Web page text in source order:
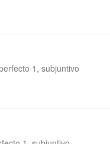
1, subjuntivo